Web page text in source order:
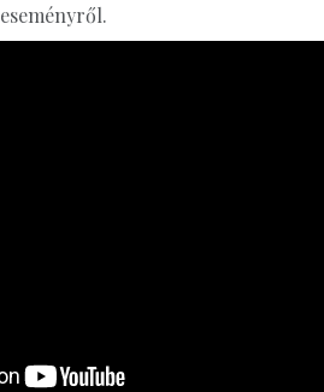
eseményről.